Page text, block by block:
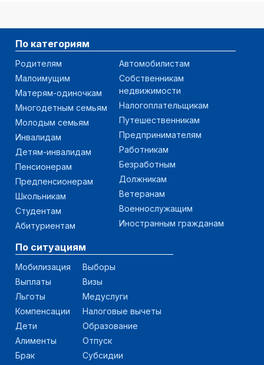
По категориям
Родителям
Малоимущим
Матерям-одиночкам
Многодетным семьям
Молодым семьям
Инвалидам
Детям-инвалидам
Пенсионерам
Предпенсионерам
Школьникам
Студентам
Абитуриентам
Автомобилистам
Собственникам
недвижимости
Налогоплательщикам
Путешественникам
Предпринимателям
Работникам
Безработным
Должникам
Ветеранам
Военнослужащим
Иностранным гражданам
По ситуациям
Мобилизация
Выплаты
Льготы
Компенсации
Дети
Алименты
Брак
Выборы
Визы
Медуслуги
Налоговые вычеты
Образование
Отпуск
Субсидии